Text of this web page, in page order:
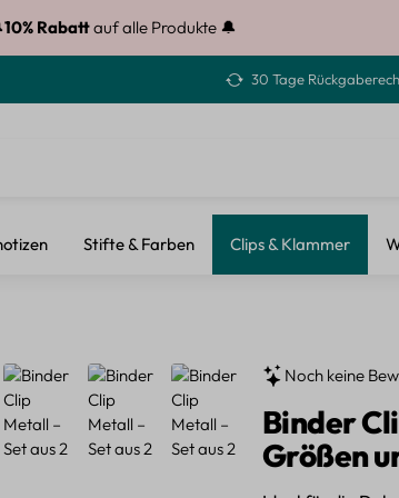
10% Rabattauf alle Produkte 🔔
30 Tage
Stifte & Farben Clips & Klammer
Noch keine
Binder
Größen